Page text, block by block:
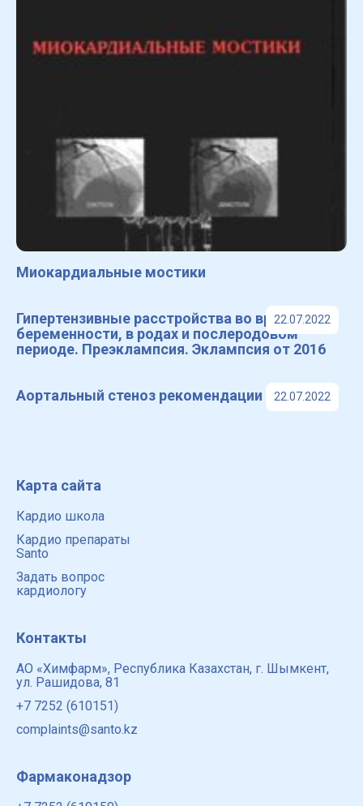
Миокардиальные мостики
22.07.2022
Гипертензивные расстройства во время
беременности, в родах и послеродовом
периоде. Преэклампсия. Эклампсия от 2016
22.07.2022
Аортальный стеноз рекомендации 2016 г
Карта сайта
Кардио школа
Кардио препараты
Santo
Задать вопрос
кардиологу
Контакты
АО «Химфарм», Республика Казахстан, г. Шымкент,
ул. Рашидова, 81
+7 7252 (610151)
complaints@santo.kz
Фармаконадзор